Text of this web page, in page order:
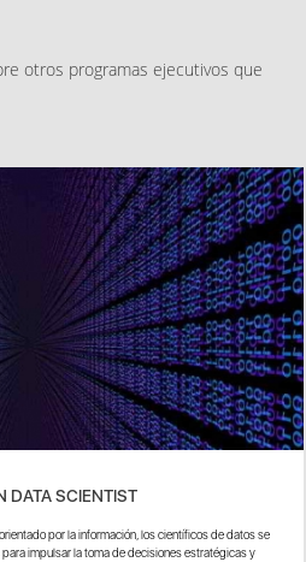
otros programas ejecutivos que
DATA SCIENTIST
por la información, los científicos de datos se
impulsar la toma de decisiones estratégicas y